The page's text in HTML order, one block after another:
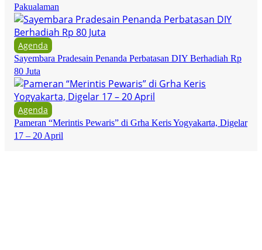
Pakualaman
Agenda
Sayembara Pradesain Penanda Perbatasan DIY Berhadiah Rp
80 Juta
Agenda
Pameran “Merintis Pewaris” di Grha Keris Yogyakarta, Digelar
17 – 20 April